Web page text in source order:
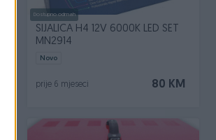
Dostupno odmah
SIJALICA H4 12V 6000K LED SET
MN2914
Novo
80 KM
prije 6 mjeseci